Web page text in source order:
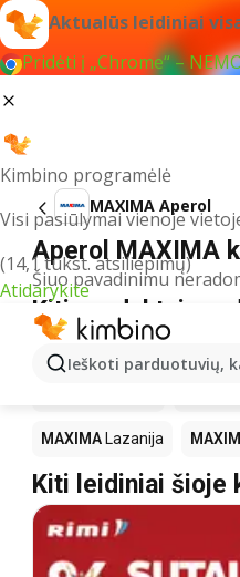
Aktualūs leidiniai
Pridėti į „Chrome“ –
Kimbino programėlė
Visi pasiūlymai vienoje
(14,1 tūkst. atsiliepimų)
Atidarykite
Ieškoti parduotuvių,
MAXIMA Aperol
Aperol MAXIMA
Šiuo pavadinimu
Kiti produktai
MAXIMA Lazanija
Kiti leidiniai šioje